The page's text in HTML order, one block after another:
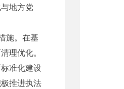
地方党
施。在基
理优化。
准化建设
推进执法